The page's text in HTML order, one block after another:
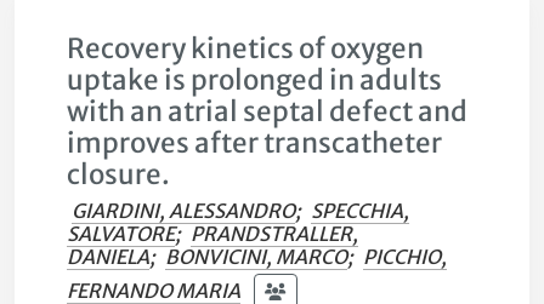
Recovery kinetics of oxygen
uptake is prolonged in adults
with an atrial septal defect and
improves after transcatheter
closure.
GIARDINI, ALESSANDRO; SPECCHIA,
SALVATORE; PRANDSTRALLER,
DANIELA; BONVICINI, MARCO; PICCHIO,
FERNANDO MARIA